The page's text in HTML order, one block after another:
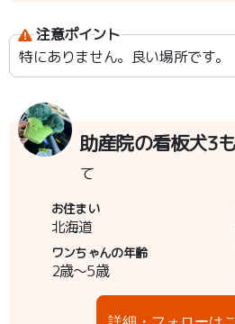
注意ポイント
特にありません。良い場所です。
助産院の看板犬3
て
お住まい
北海道
ワンちゃんの年齢
2歳～5歳